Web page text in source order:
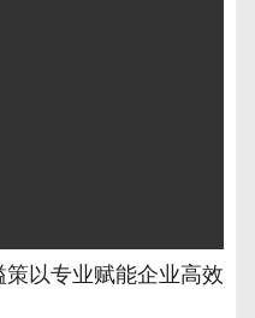
以专业赋能企业高效